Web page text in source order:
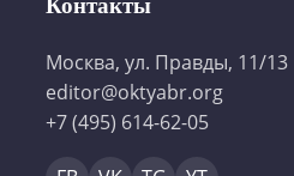
Москва, ул. Правды, 11/13
editor@oktyabr.org
+7 (495) 614-62-05